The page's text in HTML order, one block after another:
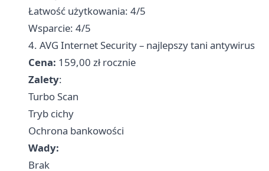
Łatwość użytkowania: 4/5
Wsparcie: 4/5
4. AVG Internet Security – najlepszy tani antywirus
Cena: 159,00 zł rocznie
Zalety:
Turbo Scan
Tryb cichy
Ochrona bankowości
Wady:
Brak